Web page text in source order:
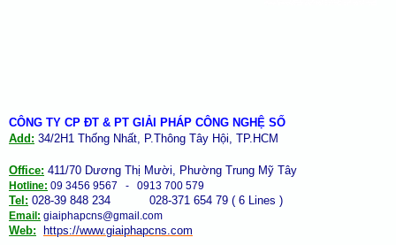
CÔNG TY CP ĐT & PT GIẢI PHÁP CÔNG NGHỆ SỐ
Add: 34/2H1 Thống Nhất, P.Thông Tây Hội, TP.HCM
Office: 411/70 Dương Thị Mười, Phường Trung Mỹ Tây
Hotline: 09 3456 9567 - 0913 700 579
Tel: 028-39 848 234 028-371 654 79 ( 6 Lines )
Email: giaiphapcns@gmail.com
Web: https://www.giaiphapcns.com